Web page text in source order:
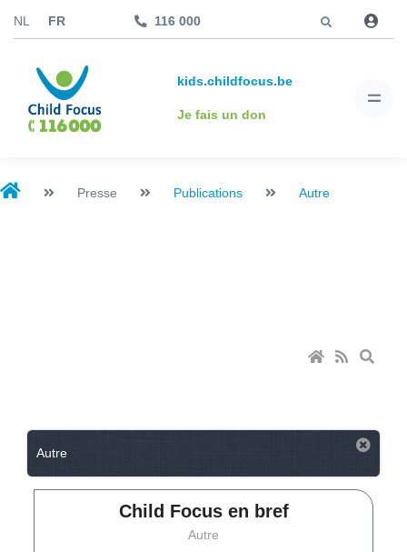
NL FR 116 000
kids.childfocus.be
Je fais un don
Presse Publications Autre
Autre
Child Focus en bref
Autre